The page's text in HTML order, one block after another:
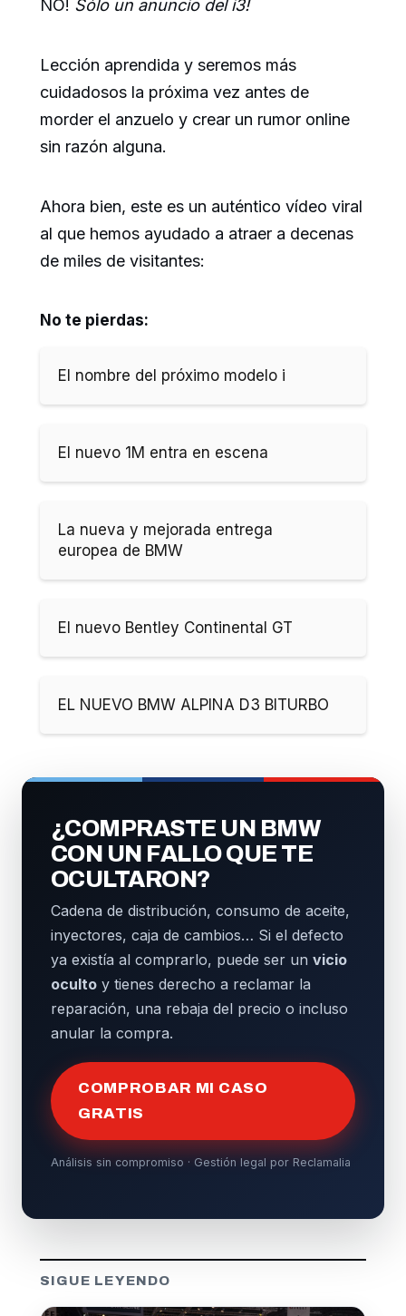
NO! Sólo un anuncio del i3!
Lección aprendida y seremos más
cuidadosos la próxima vez antes de
morder el anzuelo y crear un rumor online
sin razón alguna.
Ahora bien, este es un auténtico vídeo viral
al que hemos ayudado a atraer a decenas
de miles de visitantes:
No te pierdas:
El nombre del próximo modelo i
El nuevo 1M entra en escena
La nueva y mejorada entrega
europea de BMW
El nuevo Bentley Continental GT
EL NUEVO BMW ALPINA D3 BITURBO
¿COMPRASTE UN BMW
CON UN FALLO QUE TE
OCULTARON?
Cadena de distribución, consumo de aceite,
inyectores, caja de cambios… Si el defecto
ya existía al comprarlo, puede ser un vicio
oculto y tienes derecho a reclamar la
reparación, una rebaja del precio o incluso
anular la compra.
COMPROBAR MI CASO
GRATIS
Análisis sin compromiso · Gestión legal por Reclamalia
SIGUE LEYENDO